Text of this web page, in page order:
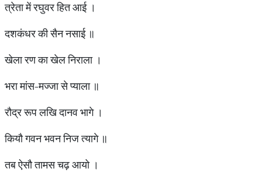
त्रेता में रघुवर हित आई ।
दशकंधर की सैन नसाई ॥
खेला रण का खेल निराला ।
भरा मांस-मज्जा से प्याला ॥
रौद्र रूप लखि दानव भागे ।
कियौ गवन भवन निज त्यागे ॥
तब ऐसौ तामस चढ़ आयो ।